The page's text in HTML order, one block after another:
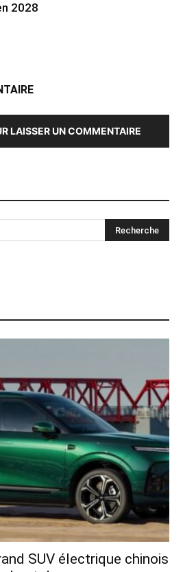
2028
LAISSER UN COMMENTAIRE
SUV électrique chinois